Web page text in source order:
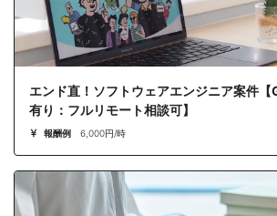
エンド直！ソフトウェアエンジニア案件【
有り：フルリモート相談可】
報酬例 6,000円/時